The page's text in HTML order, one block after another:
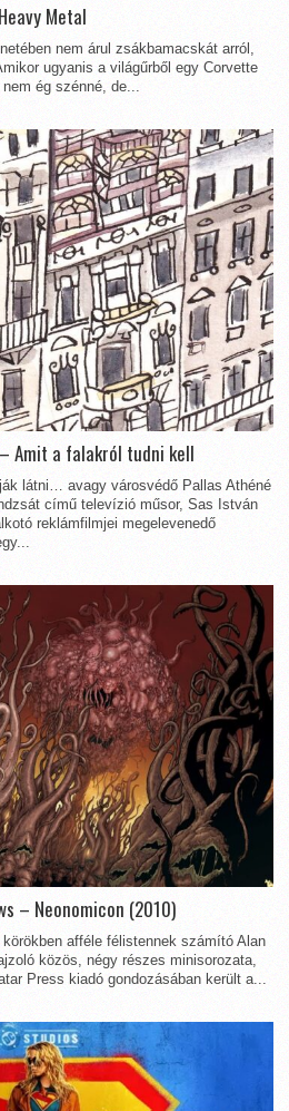
Metal
nem árul zsákbamacskát arról,
ugyanis a világűrből egy Corvette
ég szénné, de...
Amit a falakról tudni kell
látni… avagy városvédő Pallas Athéné
című televízió műsor, Sas István
reklámfilmjei megelevenedő
– Neonomicon (2010)
afféle félistennek számító Alan
közös, négy részes minisorozata,
Press kiadó gondozásában került a...